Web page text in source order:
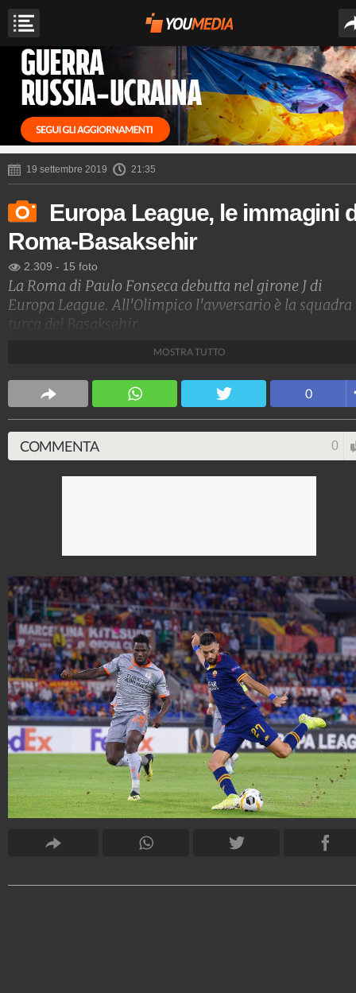
19 settembre 2019 21:35
Europa League, le immagini
Roma-Basaksehir
2.309 - 15 foto
La Roma di Paulo Fonseca debutta nel girone J di
Europa League. All'Olimpico l'avversario è la squadra
turca del Basaksehir.
MOSTRA TUTTO
0
COMMENTA 0